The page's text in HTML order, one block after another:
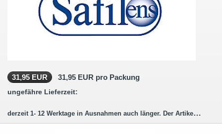
31,95 EUR 31,95 EUR pro Packung
ungefähre Lieferzeit:
derzeit 1- 12 Werktage in Ausnahmen auch länger. Der Artikel wird für Sie bestellt (hergestellt)